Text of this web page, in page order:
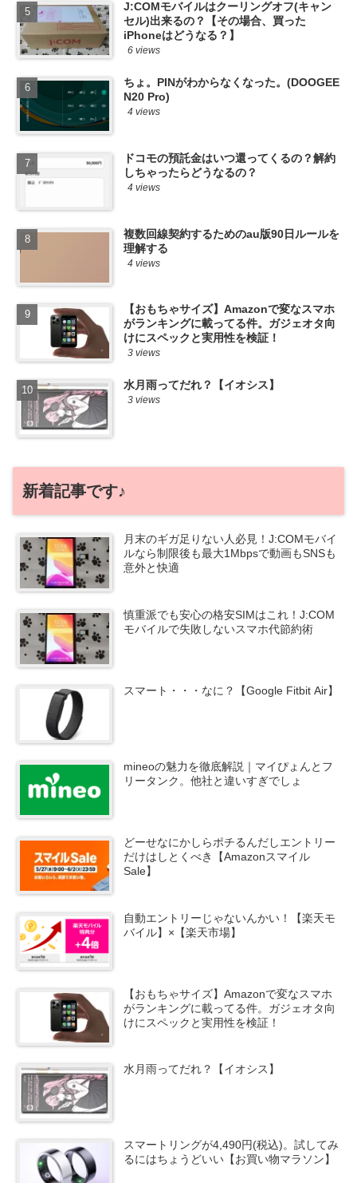
J:COMモバイルはクーリングオフ(キャン
セル)出来るの？【その場合、買った
iPhoneはどうなる？】
6 views
ちょ。PINがわからなくなった。(DOOGEE
N20 Pro)
4 views
ドコモの預託金はいつ還ってくるの？解約
しちゃったらどうなるの？
4 views
複数回線契約するためのau版90日ルールを
理解する
4 views
【おもちゃサイズ】Amazonで変なスマホ
がランキングに載ってる件。ガジェオタ向
けにスペックと実用性を検証！
3 views
水月雨ってだれ？【イオシス】
3 views
新着記事です♪
月末のギガ足りない人必見！J:COMモバイ
ルなら制限後も最大1Mbpsで動画もSNSも
意外と快適
慎重派でも安心の格安SIMはこれ！J:COM
モバイルで失敗しないスマホ代節約術
スマート・・・なに？【Google Fitbit Air】
mineoの魅力を徹底解説｜マイぴょんとフ
リータンク。他社と違いすぎでしょ
どーせなにかしらポチるんだしエントリー
だけはしとくべき【Amazonスマイル
Sale】
自動エントリーじゃないんかい！【楽天モ
バイル】×【楽天市場】
【おもちゃサイズ】Amazonで変なスマホ
がランキングに載ってる件。ガジェオタ向
けにスペックと実用性を検証！
水月雨ってだれ？【イオシス】
スマートリングが4,490円(税込)。試してみ
るにはちょうどいい【お買い物マラソン】